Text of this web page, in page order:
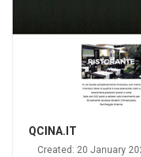
QCINA.IT
Created: 20 January